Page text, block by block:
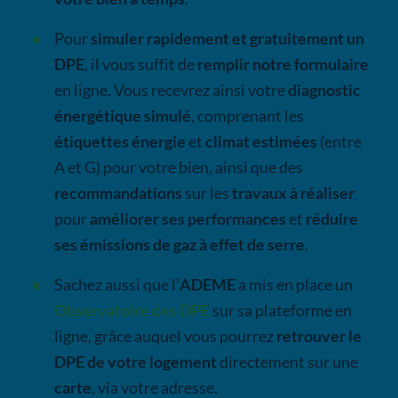
Poursimuler rapidement et gratuitement un
DPE, il vous suffit deremplir notre formulaire
en ligne. Vous recevrez ainsi votrediagnostic
énergétique simulé, comprenant les
étiquettes énergie etclimatestimées (entre
A et G) pour votre bien, ainsi que des
recommandations sur lestravaux à réaliser
pouraméliorer ses performances et réduire
ses émissions de gaz à effet de serre.
Sachez aussi que l’ADEMEa mis en place un
Observatoire des DPEsur sa plateforme en
ligne, grâce auquel vous pourrezretrouver le
DPE de votre logementdirectement sur une
carte, via votre adresse.